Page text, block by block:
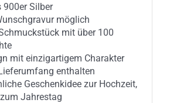
Silber
möglich
mit über 100
mit einzigartigem Charakter
enthalten
Geschenkidee zur Hochzeit,
Jahrestag